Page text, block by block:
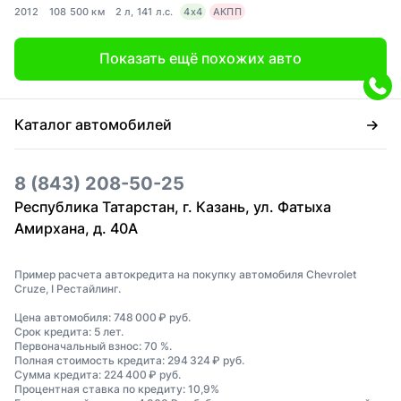
2012 108 500 км 2 л, 141 л.с. 4x4 АКПП
Показать ещё похожих авто
Каталог автомобилей
8 (843) 208-50-25
Республика Татарстан, г. Казань, ул. Фатыха
Амирхана, д. 40А
Пример расчета автокредита на покупку автомобиля Chevrolet
Cruze, I Рестайлинг.
Цена автомобиля: 748 000 ₽ руб.
Срок кредита: 5 лет.
Первоначальный взнос: 70 %.
Полная стоимость кредита: 294 324 ₽ руб.
Сумма кредита: 224 400 ₽ руб.
Процентная ставка по кредиту: 10,9%